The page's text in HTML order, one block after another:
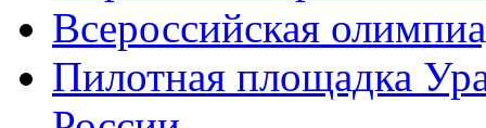
Всероссийская
Пилотная площадка